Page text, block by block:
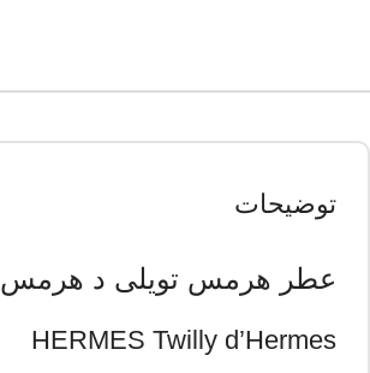
توضیحات
عطر هرمس تویلی د هرمس
HERMES Twilly d’Hermes